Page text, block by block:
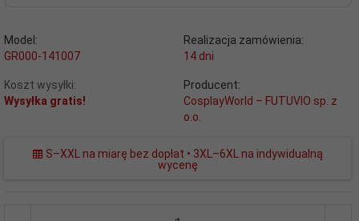
Model:
GR000-141007
Realizacja zamówienia:
14 dni
Koszt wysyłki:
Wysyłka gratis!
Producent:
CosplayWorld – FUTUVIO sp. z
o.o.
S–XXL na miarę bez dopłat • 3XL–6XL na indywidualną
wycenę